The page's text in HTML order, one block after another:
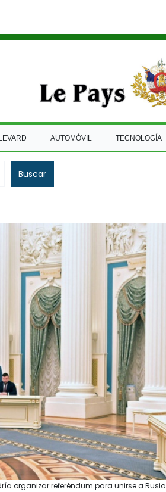
AUTOMÓVIL TECNOLOGÍA
Buscar
organizar referéndum para unirse a Rusia